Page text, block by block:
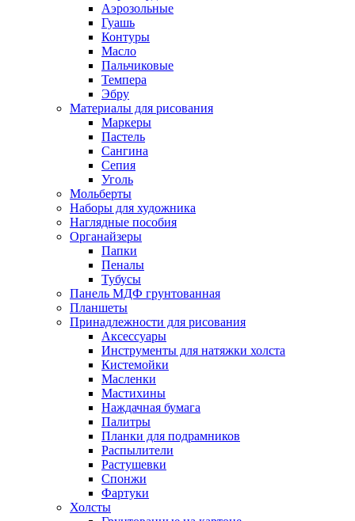
Аэрозольные
Гуашь
Контуры
Масло
Пальчиковые
Темпера
Эбру
Материалы для рисования
Маркеры
Пастель
Сангина
Сепия
Уголь
Мольберты
Наборы для художника
Наглядные пособия
Органайзеры
Папки
Пеналы
Тубусы
Панель МДФ грунтованная
Планшеты
Принадлежности для рисования
Аксессуары
Инструменты для натяжки холста
Кистемойки
Масленки
Мастихины
Наждачная бумага
Палитры
Планки для подрамников
Распылители
Растушевки
Спонжи
Фартуки
Холсты